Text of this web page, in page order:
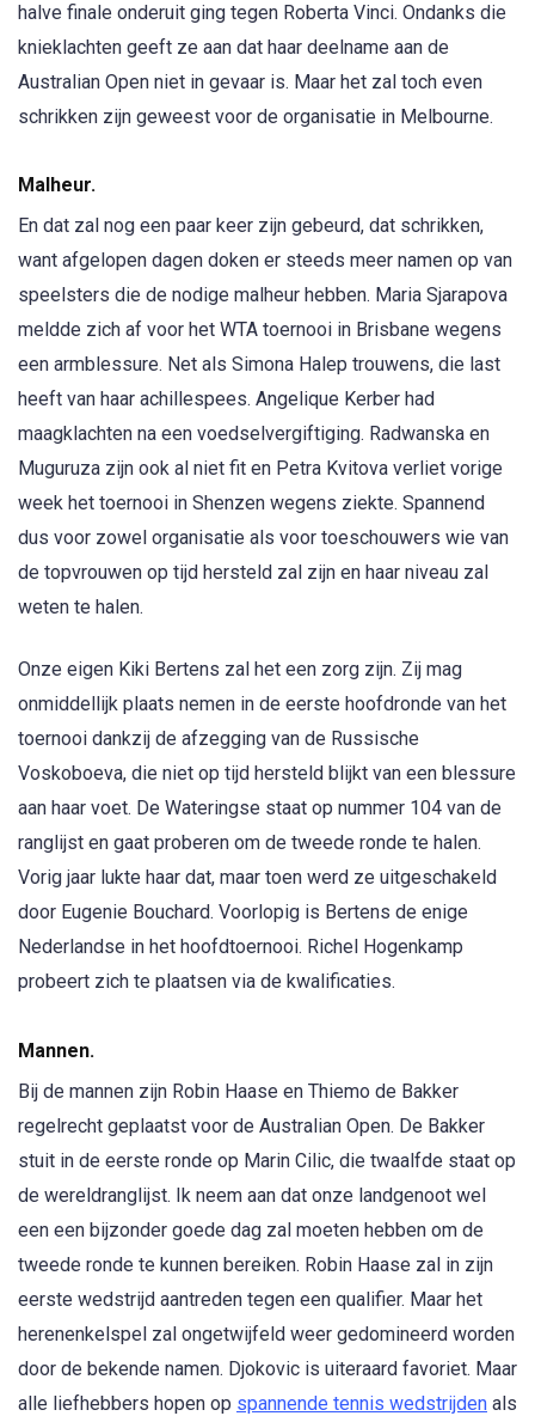
halve finale onderuit ging tegen Roberta Vinci. Ondanks die
knieklachten geeft ze aan dat haar deelname aan de
Australian Open niet in gevaar is. Maar het zal toch even
schrikken zijn geweest voor de organisatie in Melbourne.
Malheur.
En dat zal nog een paar keer zijn gebeurd, dat schrikken,
want afgelopen dagen doken er steeds meer namen op van
speelsters die de nodige malheur hebben. Maria Sjarapova
meldde zich af voor het WTA toernooi in Brisbane wegens
een armblessure. Net als Simona Halep trouwens, die last
heeft van haar achillespees. Angelique Kerber had
maagklachten na een voedselvergiftiging. Radwanska en
Muguruza zijn ook al niet fit en Petra Kvitova verliet vorige
week het toernooi in Shenzen wegens ziekte. Spannend
dus voor zowel organisatie als voor toeschouwers wie van
de topvrouwen op tijd hersteld zal zijn en haar niveau zal
weten te halen.
Onze eigen Kiki Bertens zal het een zorg zijn. Zij mag
onmiddellijk plaats nemen in de eerste hoofdronde van het
toernooi dankzij de afzegging van de Russische
Voskoboeva, die niet op tijd hersteld blijkt van een blessure
aan haar voet. De Wateringse staat op nummer 104 van de
ranglijst en gaat proberen om de tweede ronde te halen.
Vorig jaar lukte haar dat, maar toen werd ze uitgeschakeld
door Eugenie Bouchard. Voorlopig is Bertens de enige
Nederlandse in het hoofdtoernooi. Richel Hogenkamp
probeert zich te plaatsen via de kwalificaties.
Mannen.
Bij de mannen zijn Robin Haase en Thiemo de Bakker
regelrecht geplaatst voor de Australian Open. De Bakker
stuit in de eerste ronde op Marin Cilic, die twaalfde staat op
de wereldranglijst. Ik neem aan dat onze landgenoot wel
een een bijzonder goede dag zal moeten hebben om de
tweede ronde te kunnen bereiken. Robin Haase zal in zijn
eerste wedstrijd aantreden tegen een qualifier. Maar het
herenenkelspel zal ongetwijfeld weer gedomineerd worden
door de bekende namen. Djokovic is uiteraard favoriet. Maar
alle liefhebbers hopen op spannende tennis wedstrijden als